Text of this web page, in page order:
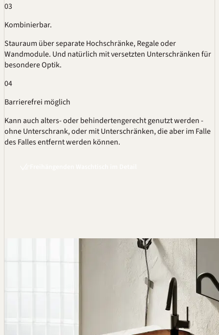
03
Kombinierbar.
Stauraum über separate Hochschränke, Regale oder
Wandmodule. Und natürlich mit versetzten Unterschränken für
besondere Optik.
04
Barrierefrei möglich
Kann auch alters- oder behindertengerecht genutzt werden -
ohne Unterschrank, oder mit Unterschränken, die aber im Falle
des Falles entfernt werden können.